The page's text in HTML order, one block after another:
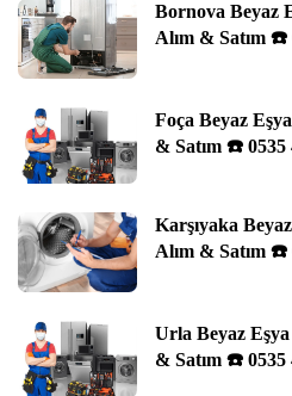
Bornova Beyaz
Alım & Satım
Foça Beyaz
& Satım ☎️
Karşıyaka
Alım & Satım
Urla Beyaz
& Satım ☎️